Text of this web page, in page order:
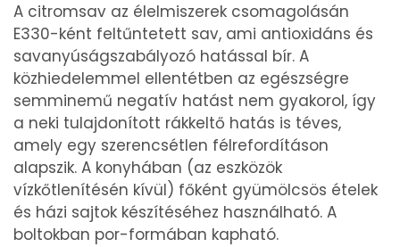
A citromsav az élelmiszerek csomagolásán
E330-ként feltűntetett sav, ami antioxidáns és
savanyúságszabályozó hatással bír. A
közhiedelemmel ellentétben az egészségre
semminemű negatív hatást nem gyakorol, így
a neki tulajdonított rákkeltő hatás is téves,
amely egy szerencsétlen félrefordításon
alapszik. A konyhában (az eszközök
vízkőtlenítésén kívül) főként gyümölcsös ételek
és házi sajtok készítéséhez használható. A
boltokban por-formában kapható.